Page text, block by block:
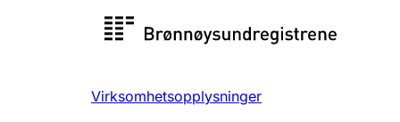
Registersøk
Virksomhetsopplysninger